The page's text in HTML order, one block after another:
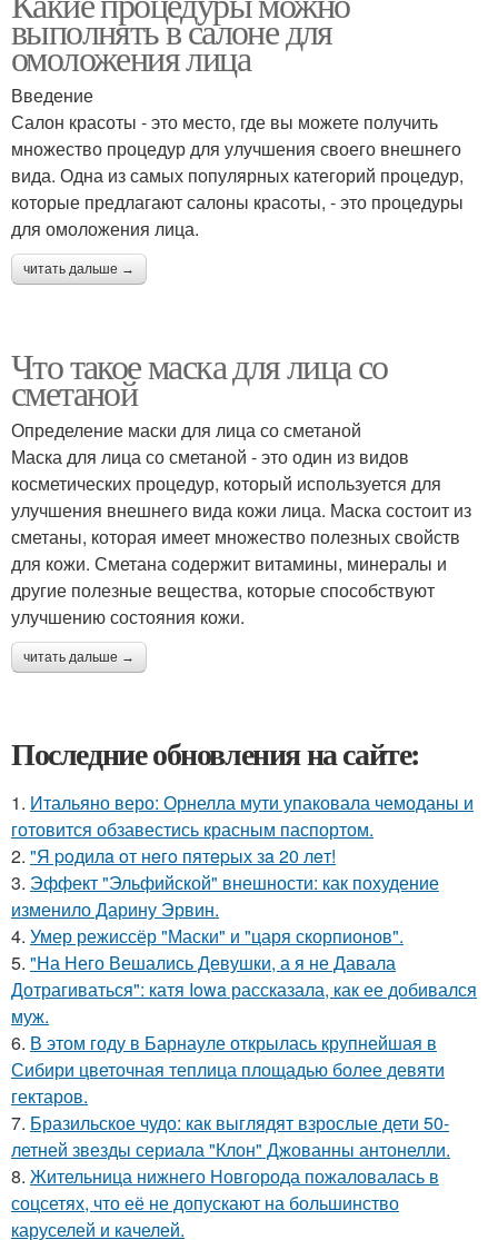
выполнять в салоне для
омоложения лица
Введение
Салон красоты - это место, где вы можете получить
множество процедур для улучшения своего внешнего
вида. Одна из самых популярных категорий процедур,
которые предлагают салоны красоты, - это процедуры
для омоложения лица.
читать дальше →
Что такое маска для лица со
сметаной
Определение маски для лица со сметаной
Маска для лица со сметаной - это один из видов
косметических процедур, который используется для
улучшения внешнего вида кожи лица. Маска состоит из
сметаны, которая имеет множество полезных свойств
для кожи. Сметана содержит витамины, минералы и
другие полезные вещества, которые способствуют
улучшению состояния кожи.
читать дальше →
Последние обновления на сайте:
1. Итальяно веро: Орнелла мути упаковала чемоданы и
готовится обзавестись красным паспортом.
2. "Я poдилa oт нeгo пятepых зa 20 лeт!
3. Эффект "Эльфийской" внешности: как похудение
изменило Дарину Эрвин.
4. Умер режиссёр "Маски" и "царя скорпионов".
5. "На Него Вешались Девушки, а я не Давала
Дотрагиваться": катя Iowa рассказала, как ее добивался
муж.
6. В этом году в Барнауле открылась крупнейшая в
Сибири цветочная теплица площадью более девяти
гектаров.
7. Бразильское чудо: как выглядят взрослые дети 50-
летней звезды сериала "Клон" Джованны антонелли.
8. Жительница нижнего Новгорода пожаловалась в
соцсетях, что её не допускают на большинство
каруселей и качелей.